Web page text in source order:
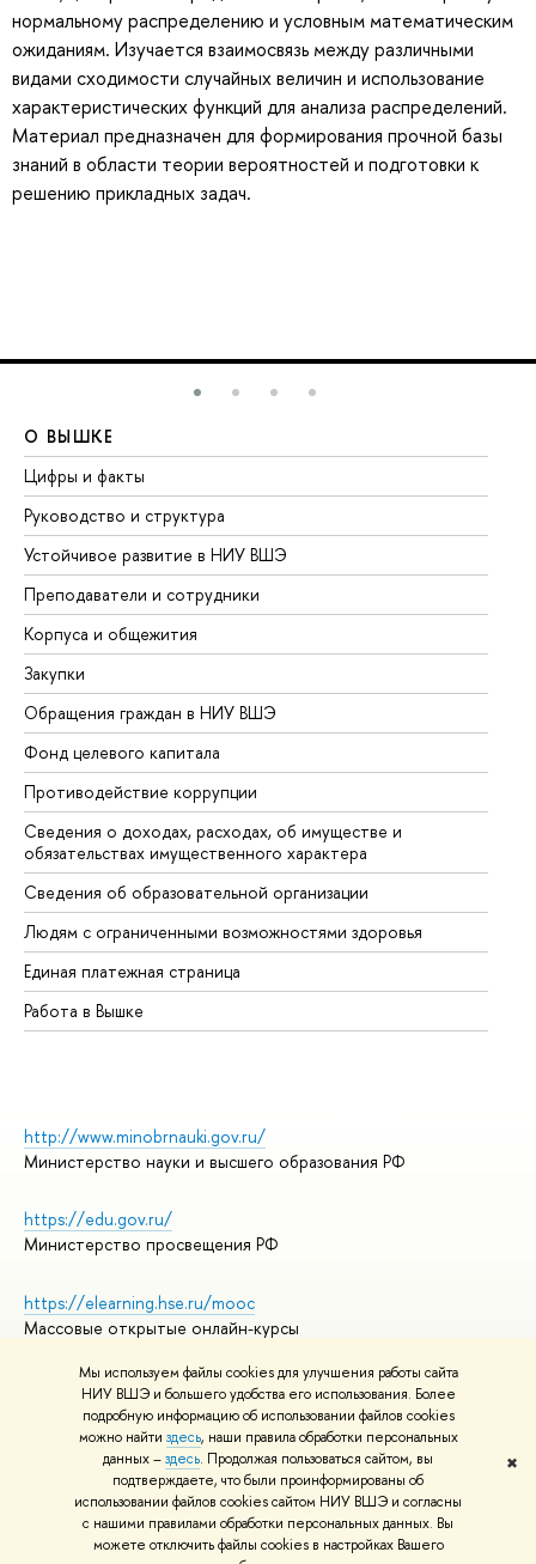
Мы используем файлы cookies для улучшения работы сайта
НИУ ВШЭ и большего удобства его использования. Более
подробную информацию об использовании файлов cookies
можно найти здесь, наши правила обработки персональных
данных –здесь. Продолжая пользоваться сайтом, вы
подтверждаете, что были проинформированы об
использовании файлов cookies сайтом НИУ ВШЭ и согласны
с нашими правилами обработки персональных данных. Вы
можете отключить файлы cookies в настройках Вашего
✖
нормальному распределению и условным математическим
ожиданиям. Изучается взаимосвязь между различными
видами сходимости случайных величин и использование
характеристических функций для анализа распределений.
Материал предназначен для формирования прочной базы
знаний в области теории вероятностей и подготовки к
решению прикладных задач.
О ВЫШКЕ
Цифры и факты
Руководство и структура
Устойчивое развитие в НИУ ВШЭ
Преподаватели и сотрудники
Корпуса и общежития
Закупки
Обращения граждан в НИУ ВШЭ
Фонд целевого капитала
Противодействие коррупции
Сведения о доходах, расходах, об имуществе и
обязательствах имущественного характера
Сведения об образовательной организации
Людям с ограниченными возможностями здоровья
Единая платежная страница
Работа в Вышке
http://www.minobrnauki.gov.ru/
Министерство науки и высшего образования РФ
https://edu.gov.ru/
Министерство просвещения РФ
https://elearning.hse.ru/mooc
Массовые открытые онлайн-курсы
© НИУ ВШЭ 1993–2026
Адреса и контакты
Условия использования материалов
Политика конфиденциальности
Правила применения рекомендательных технологий в НИУ ВШЭ
Карта сайта